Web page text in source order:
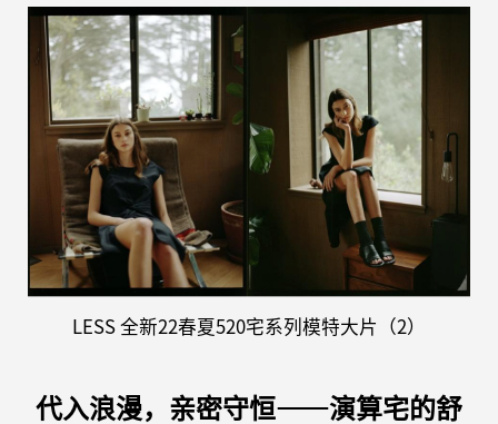
LESS 全新22春夏 520宅系列模特大片 （2）
代入浪漫，亲密守恒——演算宅的舒